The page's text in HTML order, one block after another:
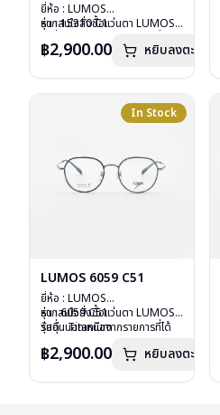
ยี่ห้อ : LUMOS
รุ่น : 15310 C1
เลนส์ : Demo Lens
น้ำหนัก : 16 กรัม
อุปกรณ์ : กล่องแว่น , ผ้าเช็ดแว่น
หากสนใจสั่งชื้อแว่นตา LUMOS
ลงไว้กรุณาติดต่อเราคลิก
฿2,900.00 หยิบลงตะกร้า
In Stock
LUMOS 6059 C51
ยี่ห้อ : LUMOS
รุ่น : 6059 C51
วัสดุ : Titanium
บานพับ : ไม่มีสปริง
อุปกรณ์ : กล่องแว่น , ผ้าเช็ดแว่น
หากสนใจสั่งชื้อแว่นตา LUMOS
รุ่นอื่นนอกเหนือจากรายการที่ได้
฿2,900.00 หยิบลงตะกร้า